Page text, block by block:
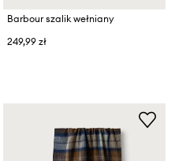
Barbour szalik wełniany
249,99 zł